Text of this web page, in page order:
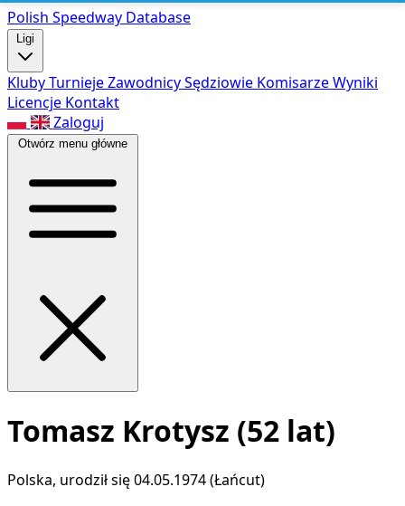
Polish Speedway Database
Ligi
KlubyTurniejeZawodnicySędziowie KomisarzeWyniki
Licencje Kontakt
Zaloguj
Otwórz menu główne
Tomasz Krotysz (52 lat)
Polska, urodził się 04.05.1974 (Łańcut)